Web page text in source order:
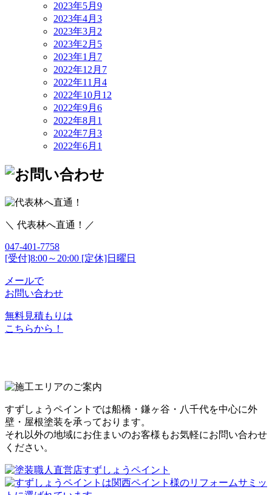
2023年5月 9
2023年4月 3
2023年3月 2
2023年2月 5
2023年1月 7
2022年12月 7
2022年11月 4
2022年10月 12
2022年9月 6
2022年8月 1
2022年7月 3
2022年6月 1
＼ 代表林へ直通！／
047-401-7758
[受付]8:00～20:00 [定休]日曜日
メールで
お問い合わせ
無料見積もりは
こちらから！
すずしょうペイントでは船橋・鎌ヶ谷・八千代を中心に外
壁・屋根塗装を承っております。
それ以外の地域にお住まいのお客様もお気軽にお問い合わせ
ください。